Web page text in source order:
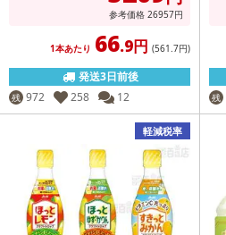
参考価格 26957円
1本あたり 66.9円 (561.7円)
発送3日前後
残 972 258 12 残
軽減税率